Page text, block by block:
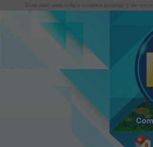
Este sitio web utiliza cookies propias y de